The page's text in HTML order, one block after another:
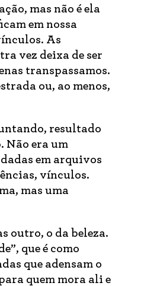
mas não é ela
em nossa
As
vez deixa de ser
transpassamos.
ou, ao menos,
resultado
Não era um
em arquivos
vínculos.
mas uma
outro, o da beleza.
que é como
que adensam o
quem mora ali e